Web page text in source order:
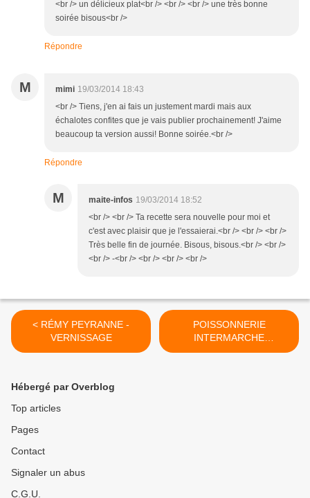
<br /> un délicieux plat<br /> <br /> <br /> une très bonne
soirée bisous<br />
Répondre
M mimi 19/03/2014 18:43
<br /> Tiens, j'en ai fais un justement mardi mais aux
échalotes confites que je vais publier prochainement! J'aime
beaucoup ta version aussi! Bonne soirée.<br />
Répondre
M maite-infos 19/03/2014 18:52
<br /> <br /> Ta recette sera nouvelle pour moi et
c'est avec plaisir que je l'essaierai.<br /> <br /> <br />
Très belle fin de journée. Bisous, bisous.<br /> <br />
<br /> -<br /> <br /> <br /> <br />
< RÉMY PEYRANNE -
VERNISSAGE
POISSONNERIE
INTERMARCHE
CASTELNAU
Hébergé par Overblog
Top articles
Pages
Contact
Signaler un abus
C.G.U.